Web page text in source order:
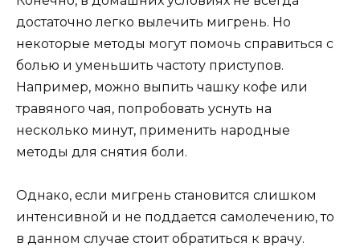
достаточно легко вылечить мигрень. Но
некоторые методы могут помочь справиться с
болью и уменьшить частоту приступов.
Например, можно выпить чашку кофе или
травяного чая, попробовать уснуть на
несколько минут, применить народные
методы для снятия боли.
Однако, если мигрень становится слишком
интенсивной и не поддается самолечению, то
в данном случае стоит обратиться к врачу.